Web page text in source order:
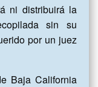
ni distribuirá la
sin su
por un juez
Baja California